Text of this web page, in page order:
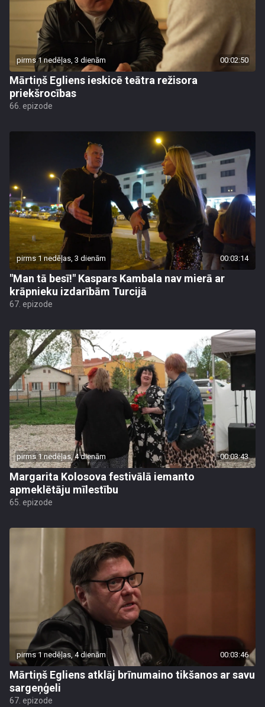
pirms 1 nedēļas, 3 dienām 00:02:50
Mārtiņš Egliens ieskicē teātra režisora
priekšrocības
66. epizode
pirms 1 nedēļas, 3 dienām 00:03:14
"Man tā besī!" Kaspars Kambala nav mierā ar
krāpnieku izdarībām Turcijā
67. epizode
pirms 1 nedēļas, 4 dienām 00:03:43
Margarita Kolosova festivālā iemanto
apmeklētāju mīlestību
65. epizode
pirms 1 nedēļas, 4 dienām 00:03:46
Mārtiņš Egliens atklāj brīnumaino tikšanos ar savu
sargeņģeli
67. epizode